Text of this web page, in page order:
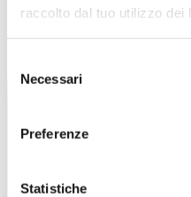
raccolto dal tuo utilizzo dei
delNecessari
Preferenze
Statistiche